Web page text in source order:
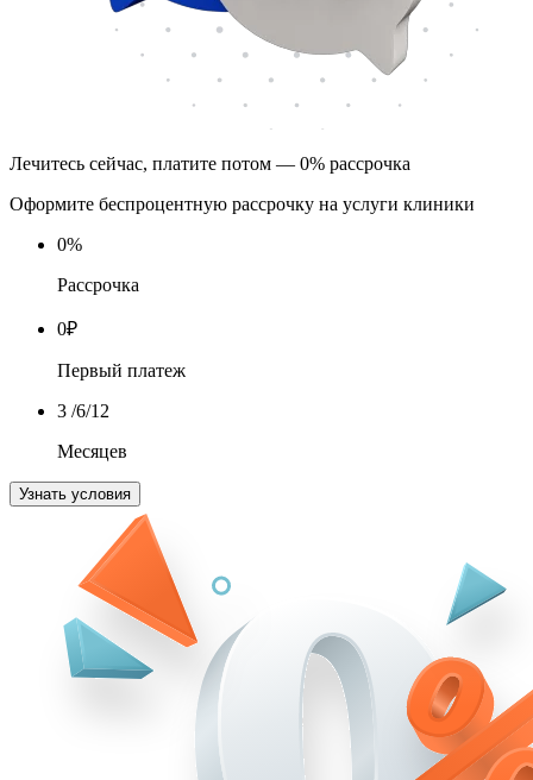
Лечитесь сейчас, платите потом — 0% рассрочка
Оформите беспроцентную рассрочку на услуги клиники
0%
Рассрочка
0₽
Первый платеж
3 /6/12
Месяцев
Узнать условия